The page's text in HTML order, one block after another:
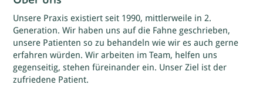
Unsere Praxis existiert seit 1990, mittlerweile in 2.
Generation. Wir haben uns auf die Fahne geschrieben,
unsere Patienten so zu behandeln wie wir es auch gerne
erfahren würden. Wir arbeiten im Team, helfen uns
gegenseitig, stehen füreinander ein. Unser Ziel ist der
zufriedene Patient.